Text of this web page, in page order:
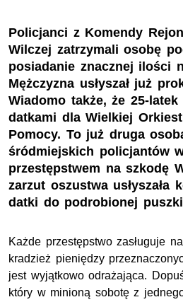
Policjanci z Komendy
Wilczej zatrzymali osobę
posiadanie znacznej ilości
Mężczyzna usłyszał już
Wiadomo także, że 25-latek
datkami dla Wielkiej
Pomocy. To już druga
śródmiejskich policjantów
przestępstwem na szkodę
zarzut oszustwa usłyszała
datki do podrobionej
Każde przestępstwo zasługuje
kradzież pieniędzy
jest wyjątkowo odrażająca.
który w minioną sobotę z